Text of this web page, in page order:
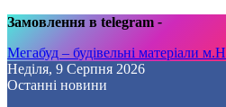
Замовлення в telegram -
Мегабуд – будівельні матеріали
Неділя, 9 Серпня 2026
Останні новини